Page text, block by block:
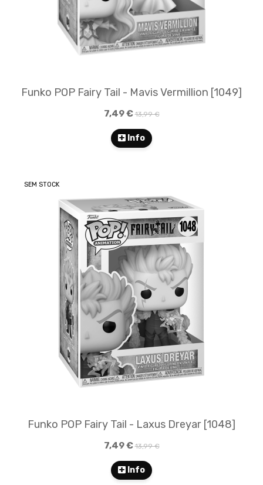
Funko POP Fairy Tail - Mavis Vermillion [1049]
7,49 €13,99 €
Info
SEM STOCK
Funko POP Fairy Tail - Laxus Dreyar [1048]
7,49 €13,99 €
Info